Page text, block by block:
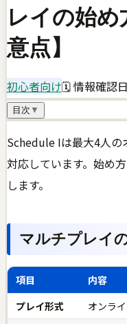
レイの始め
意点】
初心者向け🗓 情報確認
目次 ▼
Schedule Iは最大4人
対応しています。始め
します。
マルチプレイ
項目
内容
プレイ形式
オンラ